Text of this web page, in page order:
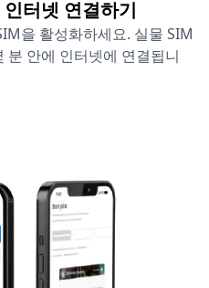
터넷 연결하기
을 활성화하세요. 실물 SIM
분 안에 인터넷에 연결됩니